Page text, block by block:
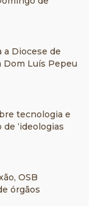
a Diocese de
Dom Luís Pepeu
tecnologia e
‘ideologias
OSB
órgãos